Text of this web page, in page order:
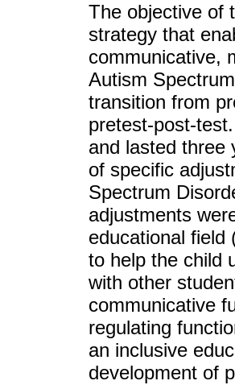
The objective of
strategy that
communicative,
Autism
transition from
pretest-post-
and lasted three
of specific
Spectrum
adjustments
educational field
to help the child
with other
communicative
regulating
an inclusive
development of